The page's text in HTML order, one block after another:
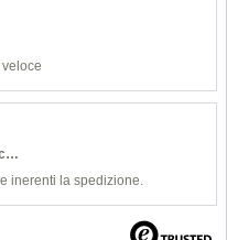
inerenti la spedizione.